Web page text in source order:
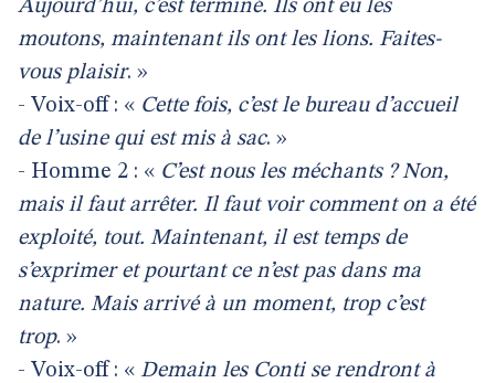
Aujourd’hui, c’est terminé. Ils ont eu les
moutons, maintenant ils ont les lions. Faites-
vous plaisir. »
- Voix-off : « Cette fois, c’est le bureau d’accueil
de l’usine qui est mis à sac. »
- Homme 2 : « C’est nous les méchants ? Non,
mais il faut arrêter. Il faut voir comment on a été
exploité, tout. Maintenant, il est temps de
s’exprimer et pourtant ce n’est pas dans ma
nature. Mais arrivé à un moment, trop c’est
trop. »
- Voix-off : « Demain les Conti se rendront à